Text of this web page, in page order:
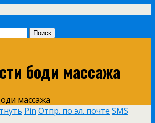
боди массажа
Pin Отпр. по эл. почте SMS